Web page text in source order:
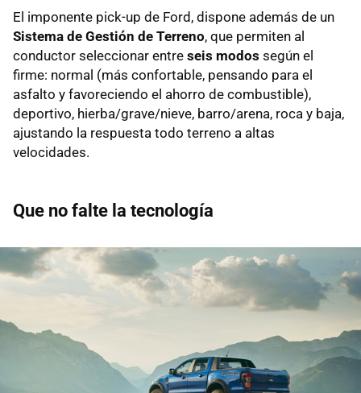
El imponente pick-up de Ford, dispone además de un
Sistema de Gestión de Terreno, que permiten al
conductor seleccionar entre seis modos según el
firme: normal (más confortable, pensando para el
asfalto y favoreciendo el ahorro de combustible),
deportivo, hierba/grave/nieve, barro/arena, roca y baja,
ajustando la respuesta todo terreno a altas
velocidades.
Que no falte la tecnología